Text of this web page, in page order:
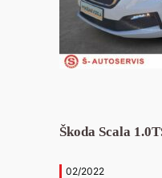
Škoda Scala
02/2022